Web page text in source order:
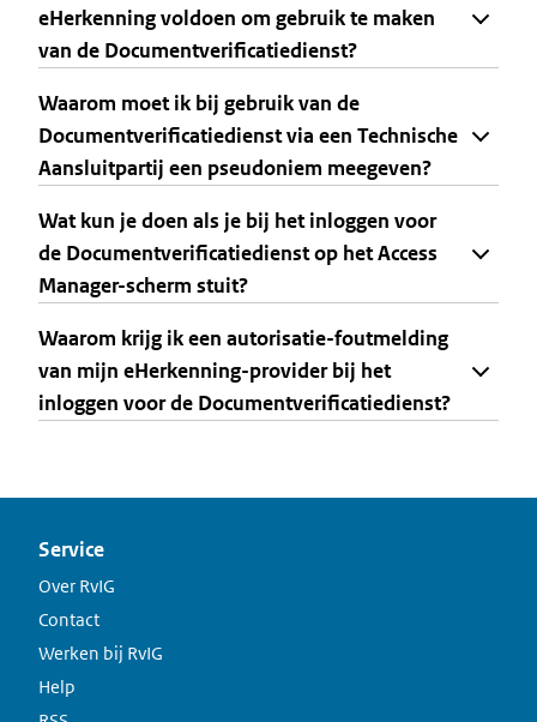
eHerkenning voldoen om gebruik te maken
van de Documentverificatiedienst?
Waarom moet ik bij gebruik van de
Documentverificatiedienst via een Technische
Aansluitpartij een pseudoniem meegeven?
Wat kun je doen als je bij het inloggen voor
de Documentverificatiedienst op het Access
Manager-scherm stuit?
Waarom krijg ik een autorisatie-foutmelding
van mijn eHerkenning-provider bij het
inloggen voor de Documentverificatiedienst?
Service
Over RvIG
Contact
Werken bij RvIG
Help